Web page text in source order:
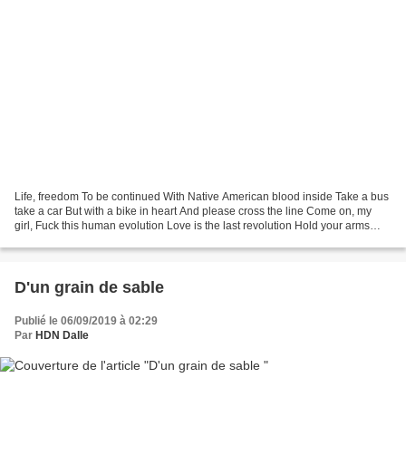
Life, freedom To be continued With Native American blood inside Take a bus
take a car But with a bike in heart And please cross the line Come on, my
girl, Fuck this human evolution Love is the last revolution Hold your arms
D'un grain de sable
Publié le 06/09/2019 à 02:29
Par HDN Dalle